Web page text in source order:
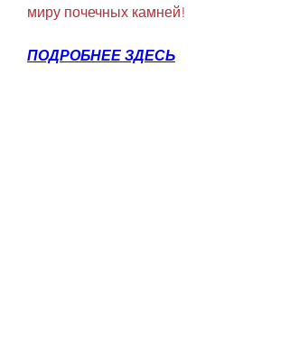
миру почечных камней!
ПОДРОБНЕЕ ЗДЕСЬ